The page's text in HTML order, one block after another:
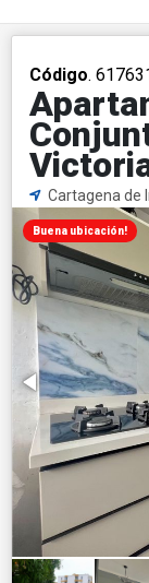
Código.
Cartagena de
Buena ubicación!